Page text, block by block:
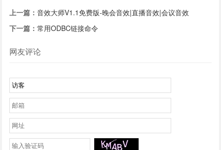
上一篇：音效大师V1.1免费版-晚会音效|直播音效|会议音效
下一篇：常用ODBC链接命令
网友评论